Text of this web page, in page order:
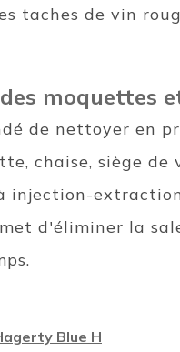
taches de vin
moquettes
de nettoyer en
chaise, siège
injection-
d'éliminer la
Blue H